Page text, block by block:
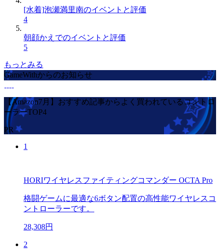
[水着]泡瀬満里南のイベントと評価
4
朝顔かえでのイベントと評価
5
もっとみる
GameWithからのお知らせ
【Amazon7月】おすすめ記事からよく買われているコントロ
ーラーTOP4
PR
1
HORIワイヤレスファイティングコマンダー OCTA Pro
格闘ゲームに最適な6ボタン配置の高性能ワイヤレスコ
ントローラーです。
28,308円
2